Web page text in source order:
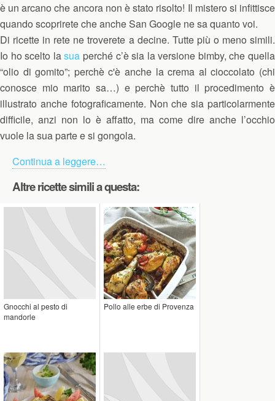
è un arcano che ancora non è stato risolto! Il mistero si infittisce
quando scoprirete che anche San Google ne sa quanto voi.
Di ricette in rete ne troverete a decine. Tutte più o meno simili.
Io ho scelto lasua perché c’è sia la versione bimby, che quella
“olio di gomito”; perchè c'è anche la crema al cioccolato (chi
conosce mio marito sa…) e perchè tutto il procedimento è
illustrato anche fotograficamente. Non che sia particolarmente
difficile, anzi non lo è affatto, ma come dire anche l’occhio
vuole la sua parte e si gongola.
Continua a leggere…
Altre ricette simili a questa:
Gnocchi al pesto di
mandorle
Pollo alle erbe di Provenza